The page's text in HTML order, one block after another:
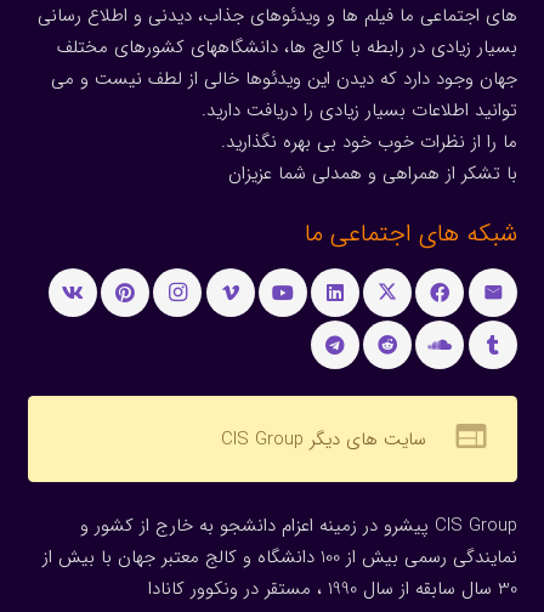
های اجتماعی ما فیلم ها و ویدئوهای جذاب، دیدنی و اطلاع رسانی
بسیار زیادی در رابطه با کالج ها، دانشگاههای کشورهای مختلف
جهان وجود دارد که دیدن این ویدئوها خالی از لطف نیست و می
توانید اطلاعات بسیار زیادی را دریافت دارید.
ما را از نظرات خوب خود بی بهره نگذارید.
با تشکر از همراهی و همدلی شما عزیزان
شبکه های اجتماعی ما
web سایت های دیگر CIS Group
CIS Group پیشرو در زمینه اعزام دانشجو به خارج از کشور و
نمایندگی رسمی بیش از 100 دانشگاه و کالج معتبر جهان با بیش از
30 سال سابقه از سال 1990 ، مستقر در ونکوور کانادا